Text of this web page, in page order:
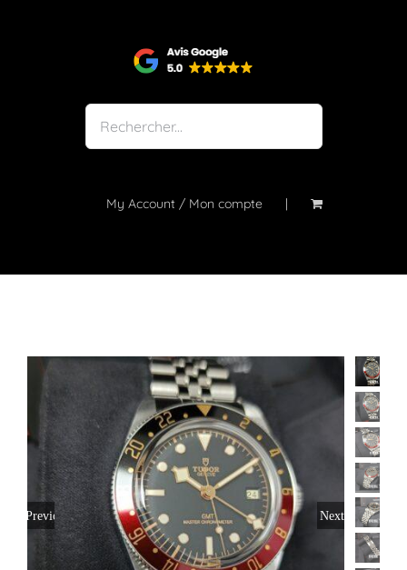
Shop
Notre atelier
À propos
Blog
My Account / Mon compte
Previous Next